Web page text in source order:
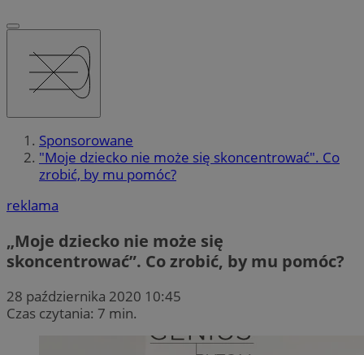
Sponsorowane
"Moje dziecko nie może się skoncentrować". Co
zrobić, by mu pomóc?
reklama
„Moje dziecko nie może się
skoncentrować”. Co zrobić, by mu pomóc?
28 października 2020 10:45
Czas czytania: 7 min.